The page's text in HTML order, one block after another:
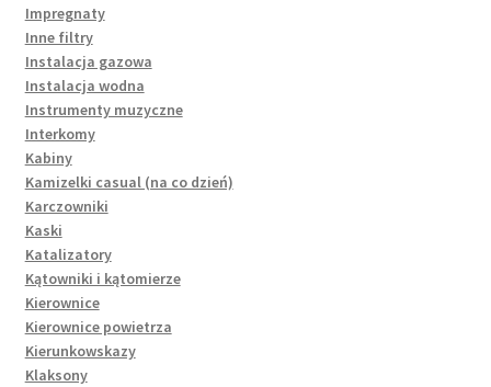
Impregnaty
Inne filtry
Instalacja gazowa
Instalacja wodna
Instrumenty muzyczne
Interkomy
Kabiny
Kamizelki casual (na co dzień)
Karczowniki
Kaski
Katalizatory
Kątowniki i kątomierze
Kierownice
Kierownice powietrza
Kierunkowskazy
Klaksony